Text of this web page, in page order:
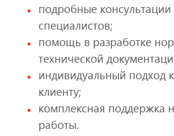
подробные
специалистов;
помощь в разработке
технической
индивидуальный подход
клиенту;
комплексная поддержка
работы.